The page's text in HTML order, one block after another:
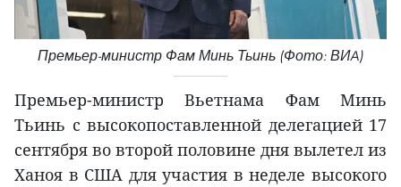
Премьер-министр Фам Минь Тьинь (Фото: ВИA)
Премьер-министр Вьетнама Фам Минь
Тьинь с высокопоставленной делегацией 17
сентября во второй половине дня вылетел из
Ханоя в США для участия в неделе высокого